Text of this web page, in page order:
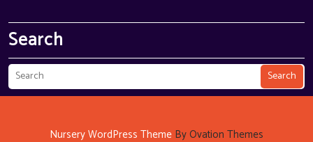
Search
Search
Nursery WordPress Theme By Ovation Themes